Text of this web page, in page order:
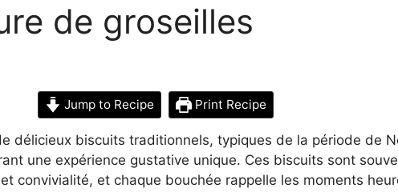
de groseilles
Jump to Recipe Print Recipe
délicieux biscuits traditionnels, typiques de la période de
une expérience gustative unique. Ces biscuits sont
convivialité, et chaque bouchée rappelle les moments